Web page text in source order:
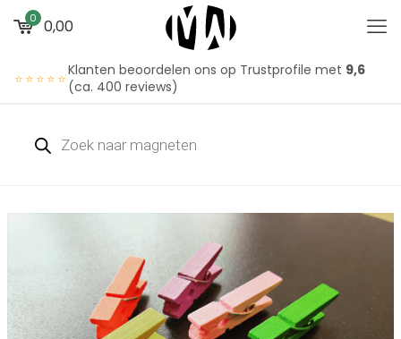
0 0,00
⭐⭐⭐⭐⭐Klanten beoordelen ons op Trustprofile met 9,6
(ca. 400 reviews)